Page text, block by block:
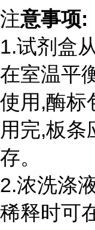
注意事项:
1.试剂盒
在室温平
使用,酶标
用完,板条
存。
2.浓洗涤
稀释时可